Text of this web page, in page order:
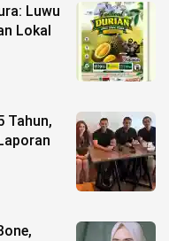
Luwu
Lokal
Tahun,